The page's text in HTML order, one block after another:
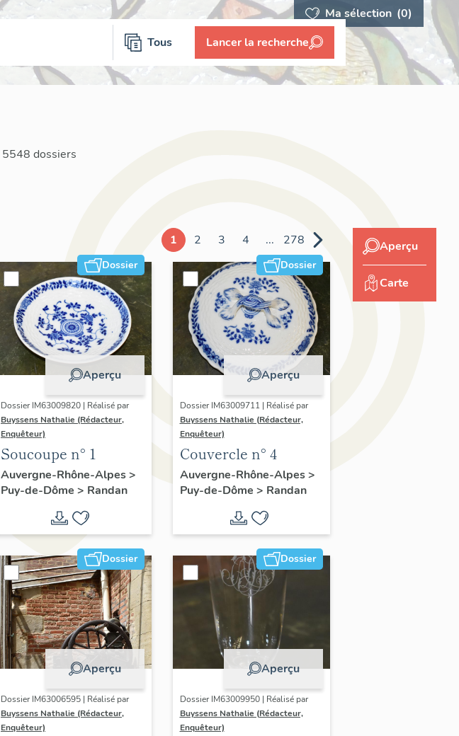
Ma sélection (0)
Tous Lancer la recherche
5548 dossiers
1 2 3 4 ... 278
Dossier
Aperçu
Dossier IM63009820 | Réalisé par
Buyssens Nathalie (Rédacteur,
Enquêteur)
Soucoupe n° 1
Auvergne-Rhône-Alpes>
Puy-de-Dôme > Randan
Dossier
Aperçu
Dossier IM63009711 | Réalisé par
Buyssens Nathalie (Rédacteur,
Enquêteur)
Couvercle n° 4
Auvergne-Rhône-Alpes>
Puy-de-Dôme > Randan
Dossier
Aperçu
Dossier IM63006595 | Réalisé par
Buyssens Nathalie (Rédacteur,
Enquêteur)
Dossier
Aperçu
Dossier IM63009950 | Réalisé par
Buyssens Nathalie (Rédacteur,
Enquêteur)
Aperçu
Carte